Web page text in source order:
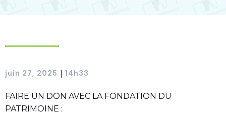
juin 27, 2025 14h33
FAIRE UN DON AVEC LA FONDATION DU
PATRIMOINE :